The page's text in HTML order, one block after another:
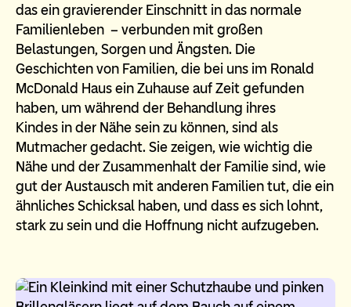
das ein gravierender Einschnitt in das normale
Familienleben – verbunden mit großen
Belastungen, Sorgen und Ängsten. Die
Geschichten von Familien, die bei uns im Ronald
McDonald Haus ein Zuhause auf Zeit gefunden
haben, um während der Behandlung ihres
Kindes in der Nähe sein zu können, sind als
Mutmacher gedacht. Sie zeigen, wie wichtig die
Nähe und der Zusammenhalt der Familie sind, wie
gut der Austausch mit anderen Familien tut, die ein
ähnliches Schicksal haben, und dass es sich lohnt,
stark zu sein und die Hoffnung nicht aufzugeben.